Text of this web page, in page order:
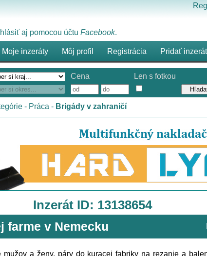
aj pomocou účtu Facebook.
Moje inzeráty Môj profil Registrácia Pridať inzerát
Cena
Len s fotkou
- Práca - Brigády v zahraničí
Inzerát ID: 13138654
farme v Nemecku
a ženy, páry do kuracej fabriky na rezanie a